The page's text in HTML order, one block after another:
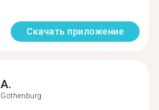
Скачать приложение
A.
Gothenburg